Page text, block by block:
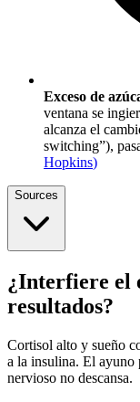
Exceso de
ventana se
alcanza el
switching”),
Hopkins)
Sources
¿Interfiere el
resultados?
Cortisol alto y sueño
a la insulina. El ayuno
nervioso no descansa.